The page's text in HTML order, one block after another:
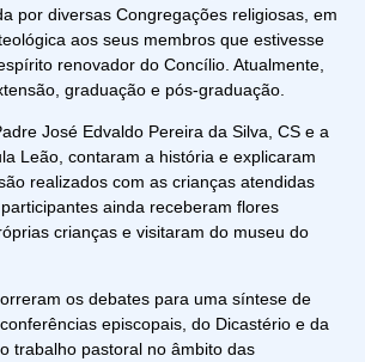
por diversas Congregações religiosas, em
aos seus membros que estivesse
renovador do Concílio. Atualmente,
graduação e pós-graduação.
José Edvaldo Pereira da Silva, CS e a
Leão, contaram a história e explicaram
realizados com as crianças atendidas
ainda receberam flores
crianças e visitaram do museu do
os debates para uma síntese de
episcopais, do Dicastério e da
trabalho pastoral no âmbito das